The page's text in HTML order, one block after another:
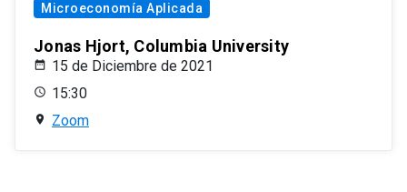
Microeconomía Aplicada
Jonas Hjort, Columbia University
15 de Diciembre de 2021
15:30
Zoom